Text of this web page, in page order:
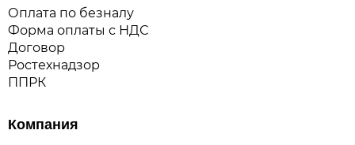
Оплата по безналу
Форма оплаты с НДС
Договор
Ростехнадзор
ППРК
Компания